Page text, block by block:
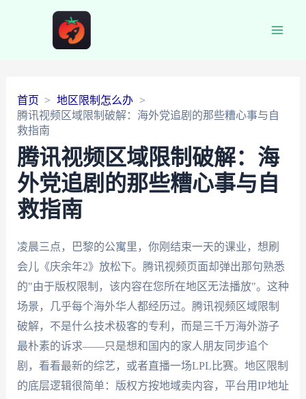
首页
地区限制怎么办
腾讯视频区域限制破解：海外党追剧的那些糟心事与自
救指南
腾讯视频区域限制破解：海
外党追剧的那些糟心事与自
救指南
凌晨三点，巴黎的公寓里，你刚结束一天的课业，想刷
会儿《庆余年2》放松下。腾讯视频页面却弹出那句熟悉
的"由于版权限制，该内容在您所在地区无法播放"。这种
场景，几乎每个海外华人都经历过。腾讯视频区域限制
破解，不是什么技术极客的专利，而是三千万海外游子
最朴素的诉求——只是想和国内的家人朋友同步追个
剧，看看最新的综艺，或者直播一场LPL比赛。地区限制
的底层逻辑很简单：版权方按地域卖内容，平台用IP地址